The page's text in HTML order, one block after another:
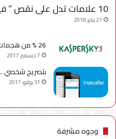
10 علامات تدل على نقص ” فيتامين د ” في الجسم
21 يناير، 2018
26 % من هجمات طلب الفدية تستهدف الشركات
7 ديسمبر، 2017
بتصريح شخصي ..
31 يوليو، 2017
وجوه مشرفة